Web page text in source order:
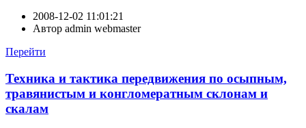
2008-12-02 11:01:21
Автор admin webmaster
Перейти
Техника и тактика передвижения по осыпным,
травянистым и конгломератным склонам и
скалам